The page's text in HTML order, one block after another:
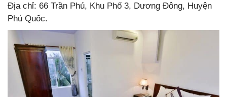
Địa chỉ: 66 Trần Phú, Khu Phố 3, Dương Đông, Huyện
Phú Quốc.